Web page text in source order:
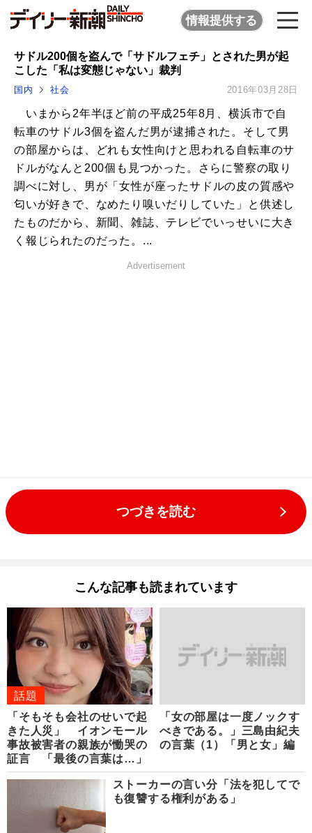
情報提供する
サドル200個を盗んで「サドルフェチ」とされた男が起
こした「私は変態じゃない」裁判
国内 社会 2016年03月28日
いまから2年半ほど前の平成25年8月、横浜市で自
転車のサドル3個を盗んだ男が逮捕された。そして男
の部屋からは、どれも女性向けと思われる自転車のサ
ドルがなんと200個も見つかった。さらに警察の取り
調べに対し、男が「女性が座ったサドルの皮の質感や
匂いが好きで、なめたり嗅いだりしていた」と供述し
たものだから、新聞、雑誌、テレビでいっせいに大き
く報じられたのだった。...
Advertisement
つづきを読む
こんな記事も読まれています
話題
「そもそも会社のせいで起
きた人災」 イオンモール
事故被害者の親族が慟哭の
証言 「最後の言葉は…」
「女の部屋は一度ノックす
べきである。」三島由紀夫
の言葉（1）「男と女」編
ストーカーの言い分「法を犯してで
も復讐する権利がある」